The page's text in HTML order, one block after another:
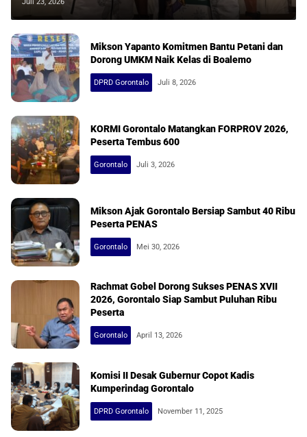
Mikson Yapanto Komitmen Bantu Petani dan
Dorong UMKM Naik Kelas di Boalemo
DPRD Gorontalo Juli 8, 2026
KORMI Gorontalo Matangkan FORPROV 2026,
Peserta Tembus 600
Gorontalo Juli 3, 2026
Mikson Ajak Gorontalo Bersiap Sambut 40 Ribu
Peserta PENAS
Gorontalo Mei 30, 2026
Rachmat Gobel Dorong Sukses PENAS XVII
2026, Gorontalo Siap Sambut Puluhan Ribu
Peserta
Gorontalo April 13, 2026
Komisi II Desak Gubernur Copot Kadis
Kumperindag Gorontalo
DPRD Gorontalo November 11, 2025